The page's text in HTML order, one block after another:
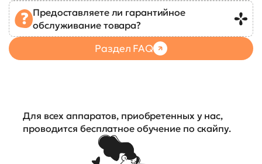
Предоставляете ли гарантийное
обслуживание товара?
Раздел FAQ
Для всех аппаратов, приобретенных у нас,
проводится бесплатное обучение по скайпу.